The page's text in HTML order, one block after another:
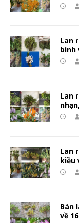
Lan
bình
Lan
Lan
kiều
Bán
về